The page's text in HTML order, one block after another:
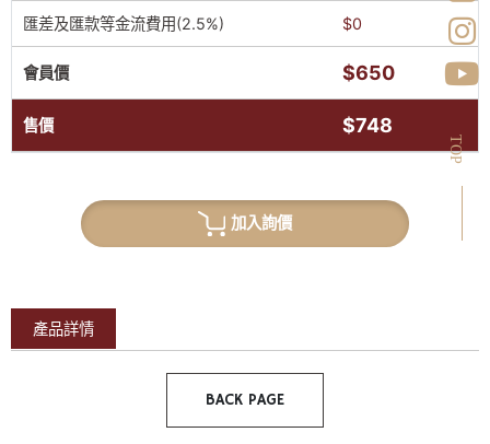
匯差及匯款等金流費用(2.5%) $0
會員價 $650
售價 $748
加入詢價
產品詳情
BACK PAGE
TOP